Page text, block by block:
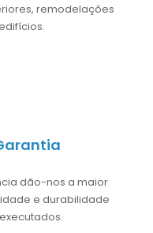
remodelações
dão-nos a maior
e durabilidade